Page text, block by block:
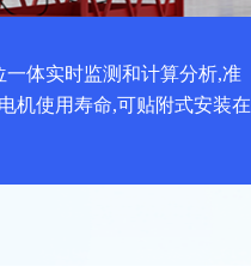
体实时监测和计算分析,准
机使用寿命,可贴附式安装在